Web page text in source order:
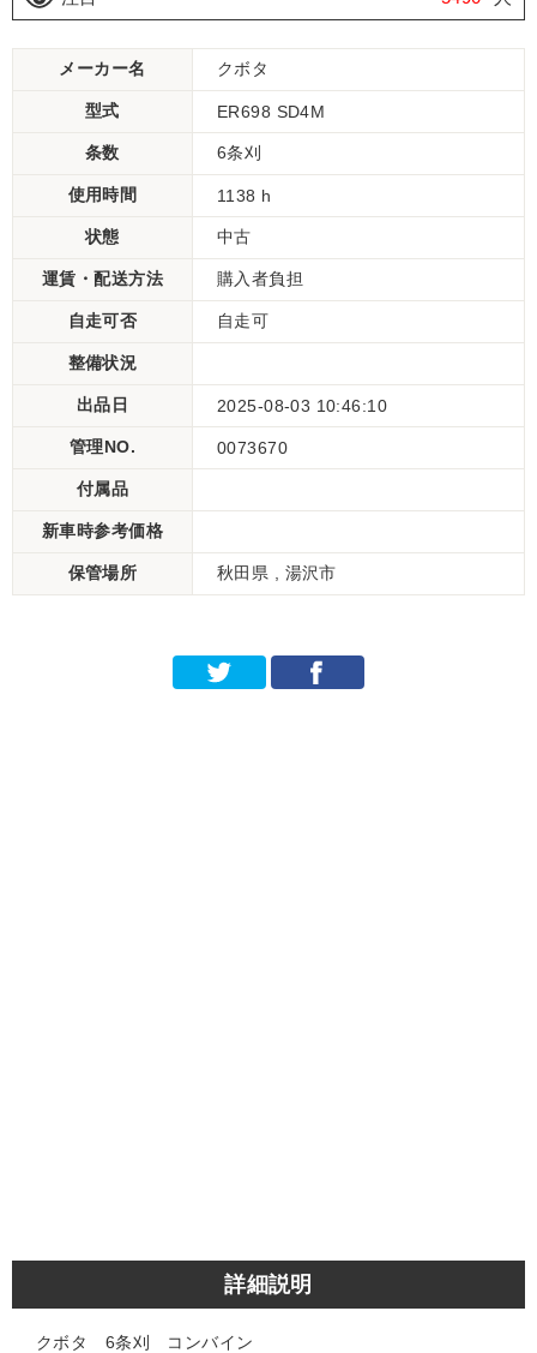
メーカー名 クボタ
型式 ER698 SD4M
条数 6条刈
使用時間 1138 h
状態 中古
運賃・配送方法 購入者負担
自走可否 自走可
整備状況
出品日 2025-08-03 10:46:10
管理NO. 0073670
付属品
新車時参考価格
保管場所 秋田県 , 湯沢市
詳細説明
クボタ 6条刈 コンバイン